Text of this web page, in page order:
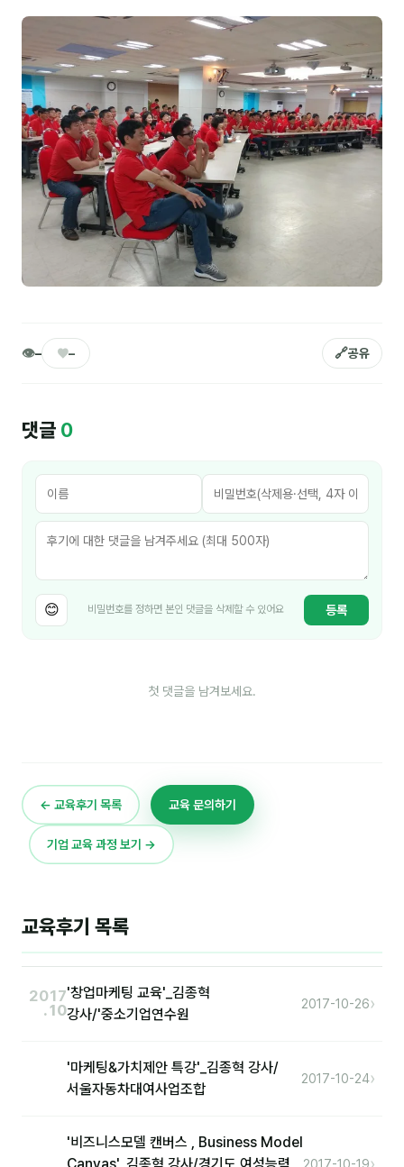
3
🤖 AI 실무
🧭 기획·전략 1
강사
김종혁
구자룡
김의중
김종무
김휘
노준영
Maria
민광동
안정미
이미루
이옥겸
조안나
👁– ♥– 🔗공유
댓글 0
😊 비밀번호를 정하면 본인 댓글을 삭제할 수 있어요 등록
첫 댓글을 남겨보세요.
← 교육후기 목록 교육 문의하기
기업 교육 과정 보기 →
교육후기 목록
2017
.10
'창업마케팅 교육'_김종혁
강사/'중소기업연수원
2017-10-26›
'마케팅&가치제안 특강'_김종혁 강사/
서울자동차대여사업조합
2017-10-24›
'비즈니스모델 캔버스 , Business Model